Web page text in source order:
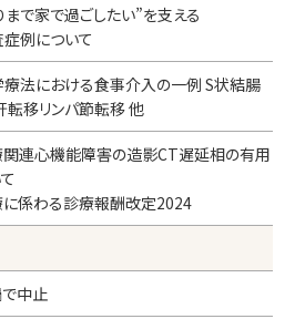
まで家で過ごしたい”を支える
例について
法における食事介入の一例 S状結腸
転移リンパ節転移 他
連心機能障害の造影CT遅延相の有用
係わる診療報酬改定2024
中止